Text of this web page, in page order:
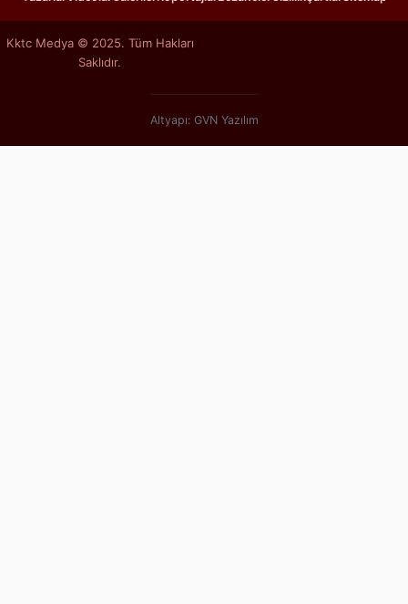
Kktc Medya © 2025. Tüm Hakları
Saklıdır.
Altyapı: GVN Yazılım